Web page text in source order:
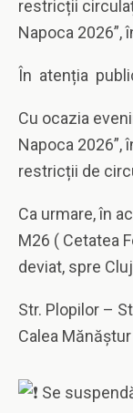
restricții
Napoca 2026”,
În atenția
Cu ocazia
Napoca 2026”,
restricții de
Ca urmare, în
M26 ( Cetatea
deviat, spre
Str. Plopilor –
Calea
Se